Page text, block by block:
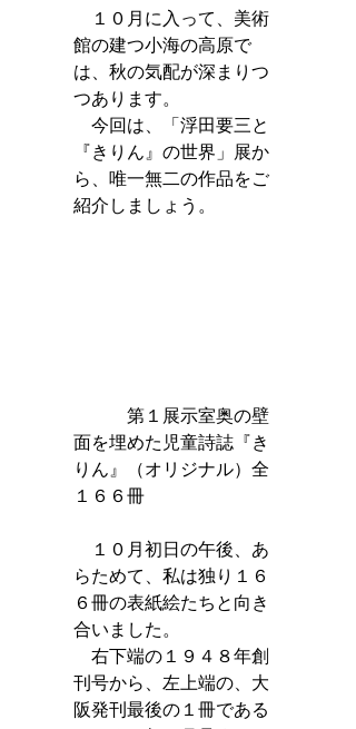
１０月に入って、美術
館の建つ小海の高原で
は、秋の気配が深まりつ
つあります。
今回は、「浮田要三と
『きりん』の世界」展か
ら、唯一無二の作品をご
紹介しましょう。
第１展示室奥の壁
面を埋めた児童詩誌『き
りん』（オリジナル）全
１６６冊
１０月初日の午後、あ
らためて、私は独り１６
６冊の表紙絵たちと向き
合いました。
右下端の１９４８年創
刊号から、左上端の、大
阪発刊最後の１冊である